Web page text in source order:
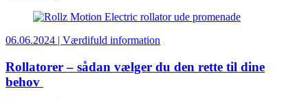
06.06.2024 | Værdifuld information
Rollatorer – sådan vælger du den rette til dine
behov